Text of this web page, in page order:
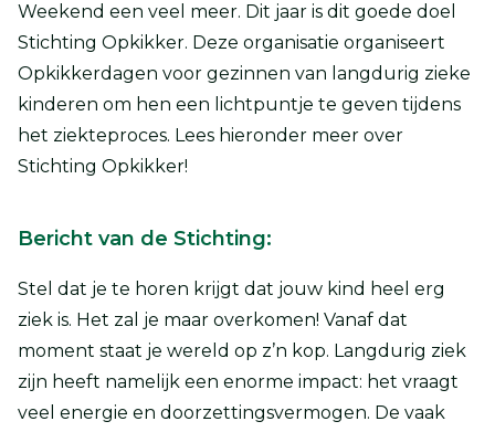
Weekend een veel meer. Dit jaar is dit goede doel
Stichting Opkikker. Deze organisatie organiseert
Opkikkerdagen voor gezinnen van langdurig zieke
kinderen om hen een lichtpuntje te geven tijdens
het ziekteproces. Lees hieronder meer over
Stichting Opkikker!
Bericht van de Stichting:
Stel dat je te horen krijgt dat jouw kind heel erg
ziek is. Het zal je maar overkomen! Vanaf dat
moment staat je wereld op z’n kop. Langdurig ziek
zijn heeft namelijk een enorme impact: het vraagt
veel energie en doorzettingsvermogen. De vaak